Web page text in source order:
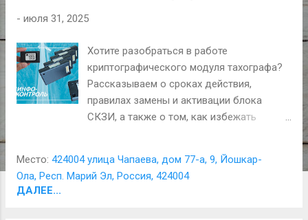
щ- июля 31, 2025
Хотите разобраться в работе
криптографического модуля тахографа?
Рассказываем о сроках действия,
правилах замены и активации блока
СКЗИ, а также о том, как избежать
нужен Как происходит замена и
активация Причины выхода из строя
Место: 424004 улица Чапаева, дом 77-а, 9, Йошкар-
Ола, Респ. Марий Эл, Россия, 424004
ДАЛЕЕ...